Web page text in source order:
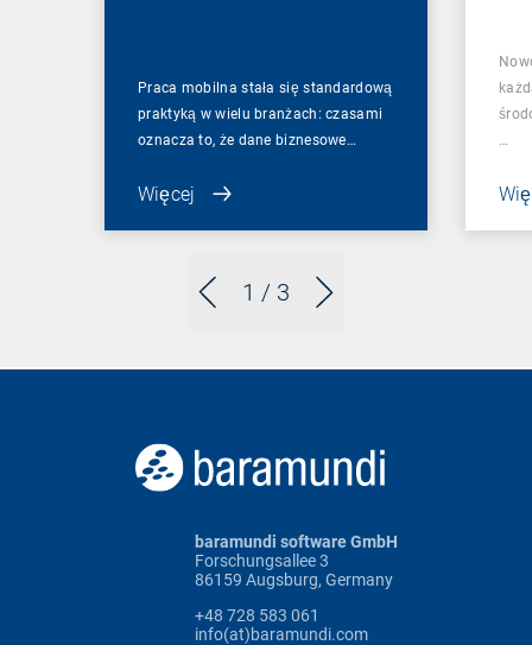
1 / 3
Praca mobilna stała się standardową
praktyką w wielu branżach: czasami
oznacza to, że dane biznesowe…
Więcej
baramundi software GmbH
Forschungsallee 3
86159 Augsburg, Germany
+48 728 583 061
info(at)baramundi.com